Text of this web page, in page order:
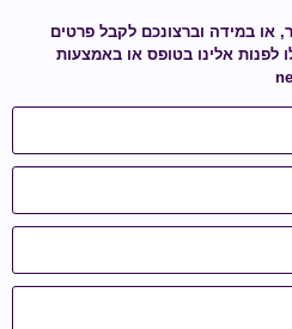
, או במידה וברצונכם לקבל פרטים
לפנות אלינו בטופס או באמצעות